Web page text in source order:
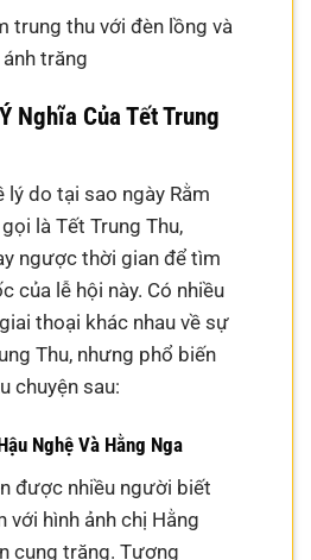
Nghĩa Của Tết Trung
lý do tại sao ngày Rằm
là Tết Trung Thu,
ngược thời gian để tìm
của lễ hội này. Có nhiều
thoại khác nhau về sự
Thu, nhưng phổ biến
chuyện sau:
Nghệ Và Hằng Nga
được nhiều người biết
với hình ảnh chị Hằng
cung trăng. Tương